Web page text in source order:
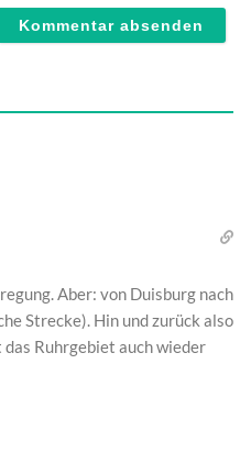
Aber: von Duisburg nach
Strecke). Hin und zurück also
Ruhrgebiet auch wieder